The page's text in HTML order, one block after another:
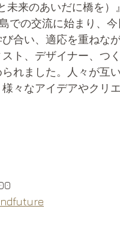
来のあいだに橋を）
での交流に始まり、
合い、適応を重ねな
ト、デザイナー、つ
れました。人々が互
々なアイデアやクリ